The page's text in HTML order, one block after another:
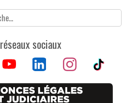
réseaux sociaux